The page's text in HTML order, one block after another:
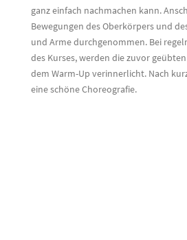
ganz einfach nachmachen kann.
Bewegungen des Oberkörpers und
und Arme durchgenommen. Bei
des Kurses, werden die zuvor
dem Warm-Up verinnerlicht. Nach
eine schöne Choreografie.